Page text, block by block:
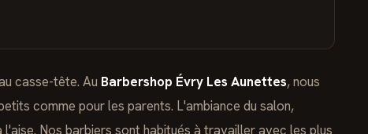
casse-tête. Au Barbershop Évry Les Aunettes, nous
comme pour les parents. L'ambiance du salon,
Nos barbiers sont habitués à travailler avec les plus